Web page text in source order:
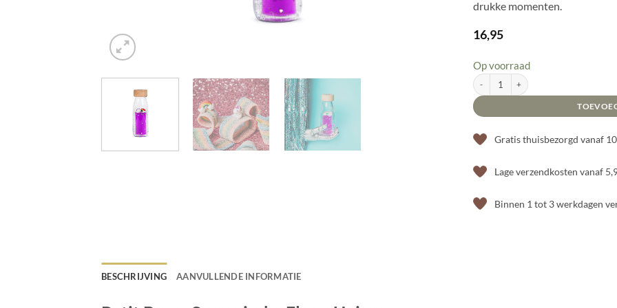
drukke momenten.
16,95
Op voorraad
Sensorische fles - Unicorn aantal
Gratis thuisbezorgd vanaf
Lage verzendkosten vanaf
Binnen 1 tot 3 werkdagen
BESCHRIJVING AANVULLENDE INFORMATIE